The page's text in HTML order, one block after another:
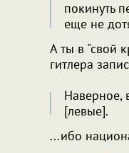
покинуть
еще не
А ты в "свой
гитлера
Наверное,
[левые].
...ибо